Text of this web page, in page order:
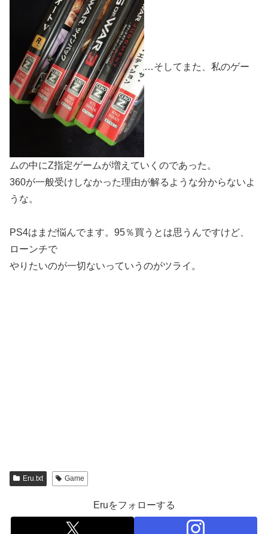
…そしてまた、私のゲー
ムの中にZ指定ゲームが増えていくのであった。
360が一般受けしなかった理由が解るような分からないよ
うな。
PS4はまだ悩んでます。95％買うとは思うんですけど、
ローンチで
やりたいのが一切ないっていうのがツライ。
Eru.txt Game
Eruをフォローする